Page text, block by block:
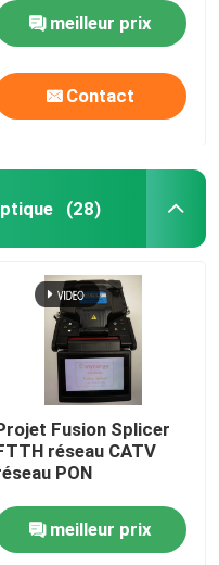
meilleur prix
Contact
(28)
Fusion Splicer
réseau CATV
PON
meilleur prix